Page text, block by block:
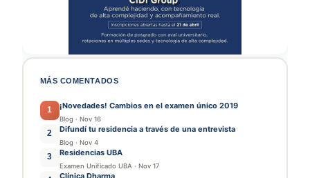
MÁS COMENTADOS
1 ¡Novedades! Cambios en el examen único 2019
Blog · Nov 16
2 Difundí tu residencia a través de una entrevista
Blog · Nov 4
3 Residencias UBA
Examen Unificado UBA · Nov 17
Clínica Dharma